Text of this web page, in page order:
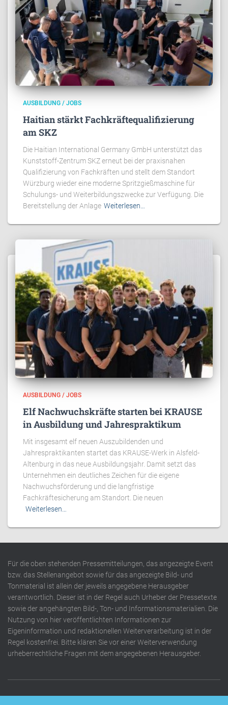
AUSBILDUNG / JOBS
Haitian stärkt Fachkräftequalifizierung
am SKZ
Die Haitian International Germany GmbH unterstützt das
Kunststoff-Zentrum SKZ erneut bei der praxisnahen
Qualifizierung von Fachkräften und stellt dem Standort
Würzburg wieder eine moderne Spritzgießmaschine für
Schulungs- und Weiterbildungszwecke zur Verfügung. Die
Bereitstellung der Anlage Weiterlesen…
AUSBILDUNG / JOBS
Elf Nachwuchskräfte starten bei KRAUSE
in Ausbildung und Jahrespraktikum
Mit insgesamt elf neuen Auszubildenden und
Jahrespraktikanten startet das KRAUSE-Werk in Alsfeld-
Altenburg in das neue Ausbildungsjahr. Damit setzt das
Unternehmen ein deutliches Zeichen für die eigene
Nachwuchsförderung und die langfristige
Fachkräftesicherung am Standort. Die neuen
Weiterlesen…
Für die oben stehenden Pressemitteilungen, das angezeigte Event
bzw. das Stellenangebot sowie für das angezeigte Bild- und
Tonmaterial ist allein der jeweils angegebene Herausgeber
verantwortlich. Dieser ist in der Regel auch Urheber der Pressetexte
sowie der angehängten Bild-, Ton- und Informationsmaterialien. Die
Nutzung von hier veröffentlichten Informationen zur
Eigeninformation und redaktionellen Weiterverarbeitung ist in der
Regel kostenfrei. Bitte klären Sie vor einer Weiterverwendung
urheberrechtliche Fragen mit dem angegebenen Herausgeber.